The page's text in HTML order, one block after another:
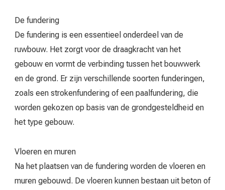
De fundering
De fundering is een essentieel onderdeel van de
ruwbouw. Het zorgt voor de draagkracht van het
gebouw en vormt de verbinding tussen het bouwwerk
en de grond. Er zijn verschillende soorten funderingen,
zoals een strokenfundering of een paalfundering, die
worden gekozen op basis van de grondgesteldheid en
het type gebouw.
Vloeren en muren
Na het plaatsen van de fundering worden de vloeren en
muren gebouwd. De vloeren kunnen bestaan uit beton of